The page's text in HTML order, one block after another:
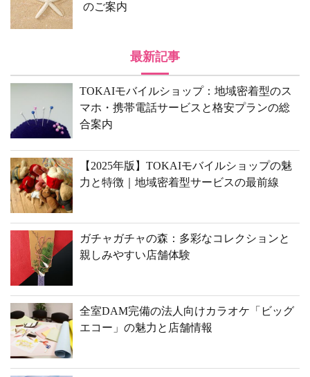
のご案内
最新記事
TOKAIモバイルショップ：地域密着型のス
マホ・携帯電話サービスと格安プランの総
合案内
【2025年版】TOKAIモバイルショップの魅
力と特徴｜地域密着型サービスの最前線
ガチャガチャの森：多彩なコレクションと
親しみやすい店舗体験
全室DAM完備の法人向けカラオケ「ビッグ
エコー」の魅力と店舗情報